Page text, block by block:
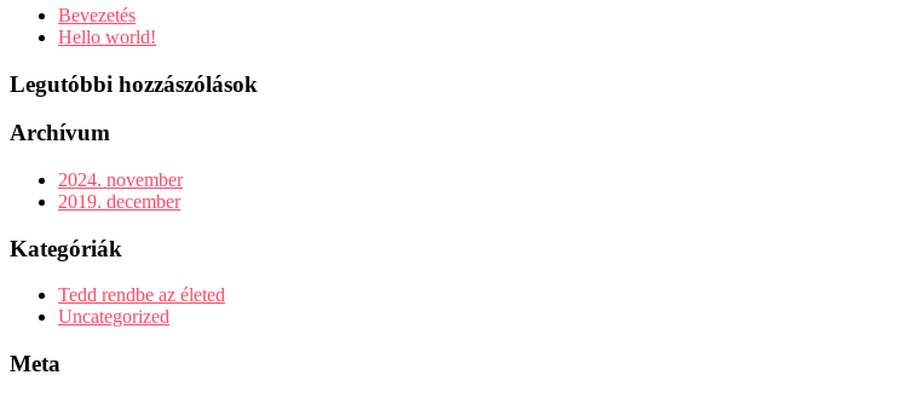
Bevezetés
Hello world!
Legutóbbi hozzászólások
Archívum
2024. november
2019. december
Kategóriák
Tedd rendbe az életed
Uncategorized
Meta